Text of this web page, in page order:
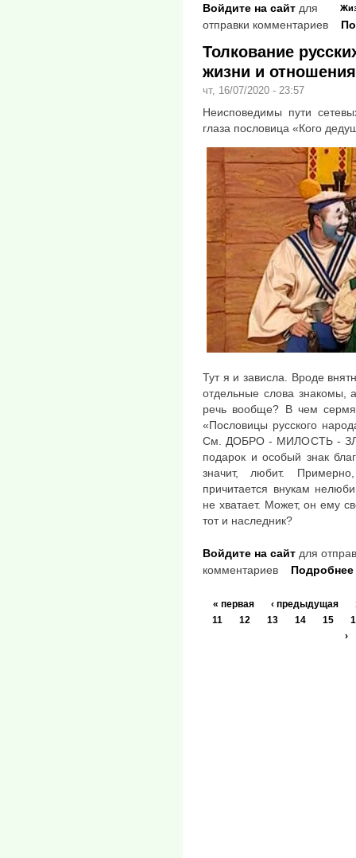
Войдите на сайт для
отправки комментариев
Толкование
жизни и
чт, 16/07/2020 - 23:57
Неисповедимы пути
глаза пословица «Кого
Тут я и зависла. Вроде
отдельные слова знакомы,
речь вообще? В чем
«Пословицы русского
См. ДОБРО - МИЛОСТЬ -
подарок и особый знак
значит, любит.
причитается внукам
не хватает. Может, он ему
тот и наследник?
Войдите на сайт для
комментариев
Подробнее
« первая ‹ предыдущая
11
12 13 14 15
›